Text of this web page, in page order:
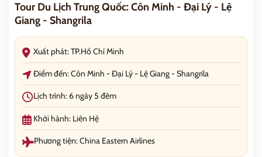
Tour Du Lịch Trung Quốc: Côn Minh - Đại Lý - Lệ
Giang - Shangrila
Xuất phát: TP.Hồ Chí Minh
Điểm đến: Côn Minh - Đại Lý - Lệ Giang - Shangrila
Lịch trình: 6 ngày 5 đêm
Khởi hành: Liên Hệ
Phương tiện: China Eastern Airlines